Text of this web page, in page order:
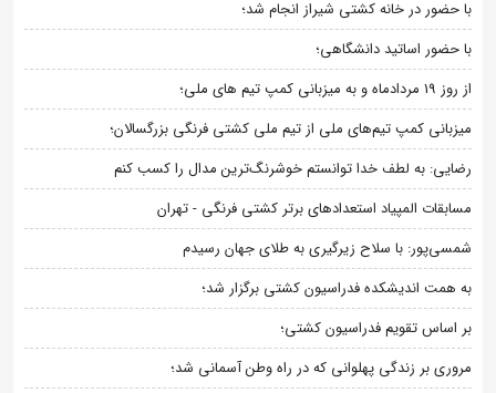
با حضور در خانه کشتی شیراز انجام شد؛
با حضور اساتید دانشگاهی؛
از روز 19 مردادماه و به میزبانی کمپ تیم های ملی؛
میزبانی کمپ تیم‌های ملی از تیم ملی کشتی فرنگی بزرگسالان؛
رضایی: به لطف خدا توانستم خوشرنگ‌ترین مدال را کسب کنم
مسابقات المپیاد استعدادهای برتر کشتی فرنگی - تهران
شمسی‌پور: با سلاح زیرگیری به طلای جهان رسیدم
به همت اندیشکده فدراسیون کشتی برگزار شد؛
بر اساس تقویم فدراسیون کشتی؛
مروری بر زندگی پهلوانی که در راه وطن آسمانی شد؛